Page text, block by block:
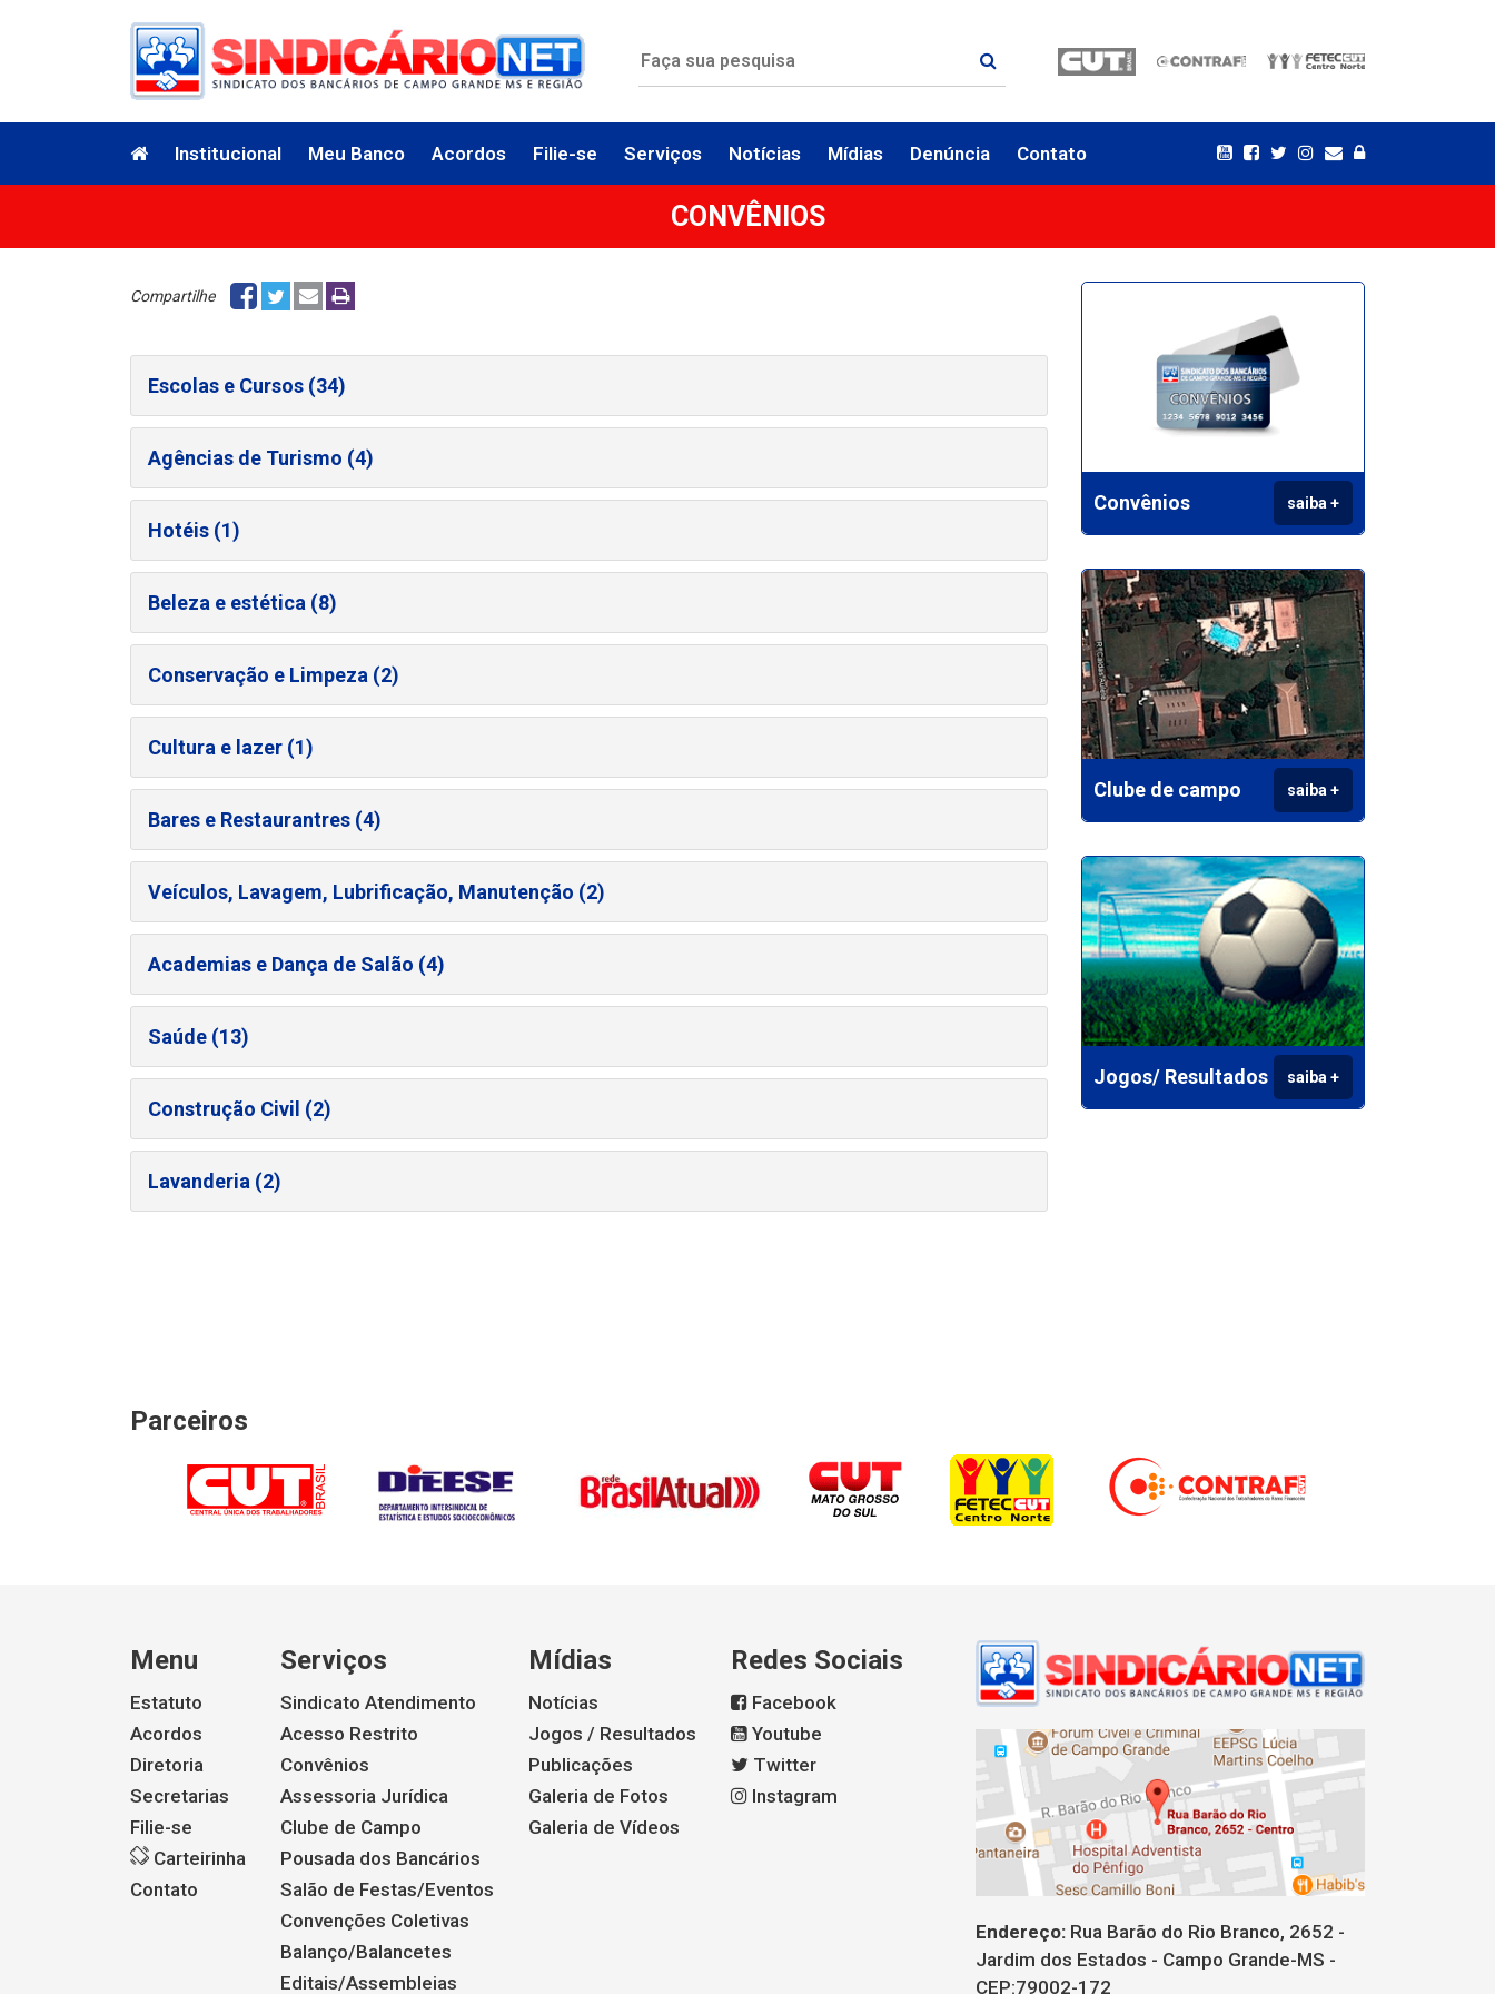
Institucional Meu Banco Acordos Filie-se Serviços Notícias Mídias Denúncia Contato
CONVÊNIOS
Compartilhe
Escolas e Cursos (34)
Agências de Turismo (4)
Hotéis (1)
Beleza e estética (8)
Conservação e Limpeza (2)
Cultura e lazer (1)
Bares e Restaurantres (4)
Veículos, Lavagem, Lubrificação, Manutenção (2)
Academias e Dança de Salão (4)
Saúde (13)
Construção Civil (2)
Lavanderia (2)
Convênios saiba +
Clube de campo saiba +
Jogos/ Resultados saiba +
Parceiros
Menu
Estatuto
Acordos
Diretoria
Secretarias
Filie-se
Carteirinha
Contato
Serviços
Sindicato Atendimento
Acesso Restrito
Convênios
Assessoria Jurídica
Clube de Campo
Pousada dos Bancários
Salão de Festas/Eventos
Convenções Coletivas
Balanço/Balancetes
Editais/Assembleias
Mídias
Notícias
Jogos / Resultados
Publicações
Galeria de Fotos
Galeria de Vídeos
Redes Sociais
Facebook
Youtube
Twitter
Instagram
Endereço: Rua Barão do Rio Branco, 2652 -
Jardim dos Estados - Campo Grande-MS -
CEP:79002-172